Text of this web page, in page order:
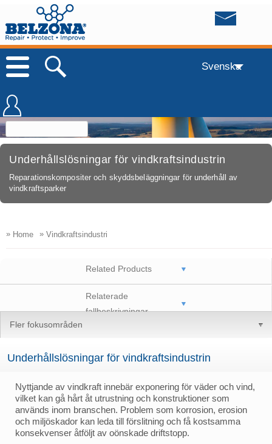
Svenska
Underhållslösningar för vindkraftsindustrin
Reparationskompositer och skyddsbeläggningar för underhåll av
vindkraftsparker
» Home » Vindkraftsindustri
Related Products
Relaterade
fallbeskrivningar
Fler fokusområden
Underhållslösningar för vindkraftsindustrin
Nyttjande av vindkraft innebär exponering för väder och vind,
vilket kan gå hårt åt utrustning och konstruktioner som
används inom branschen. Problem som korrosion, erosion
och miljöskador kan leda till förslitning och få kostsamma
konsekvenser åtföljt av oönskade driftstopp.